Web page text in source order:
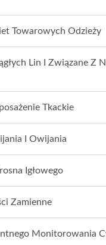
Towarowych Odzieży
Lin I Związane Z
Tkackie
I Owijania
Igłowego
Zamienne
Monitorowania